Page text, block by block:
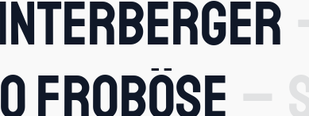
Froböse